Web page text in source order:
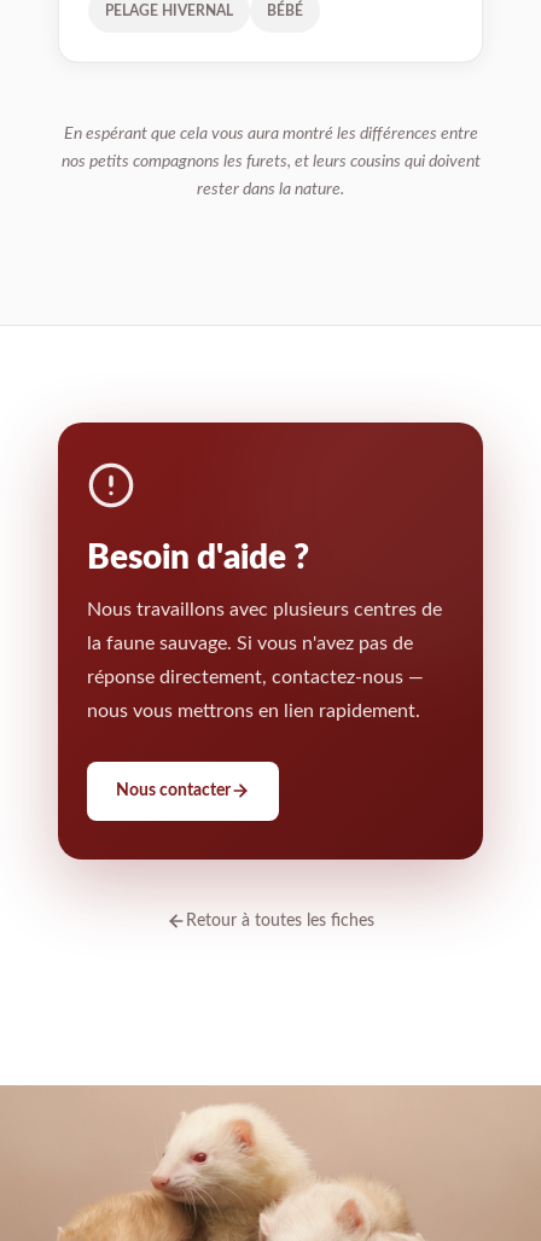
PELAGE HIVERNAL BÉBÉ
En espérant que cela vous aura montré les différences entre
nos petits compagnons les furets, et leurs cousins qui doivent
rester dans la nature.
Besoin d'aide ?
Nous travaillons avec plusieurs centres de
la faune sauvage. Si vous n'avez pas de
réponse directement, contactez-nous —
nous vous mettrons en lien rapidement.
Nous contacter
Retour à toutes les fiches